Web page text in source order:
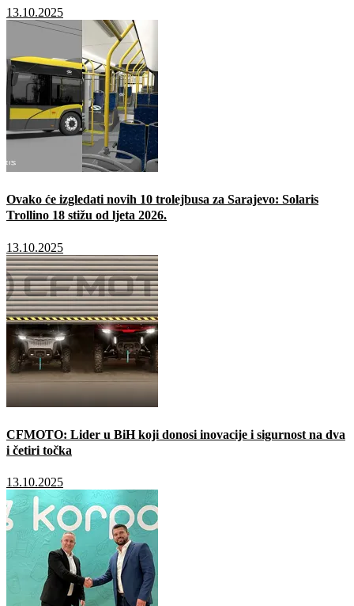
13.10.2025
Ovako će izgledati novih 10 trolejbusa za Sarajevo: Solaris
Trollino 18 stižu od ljeta 2026.
13.10.2025
CFMOTO: Lider u BiH koji donosi inovacije i sigurnost na dva
i četiri točka
13.10.2025